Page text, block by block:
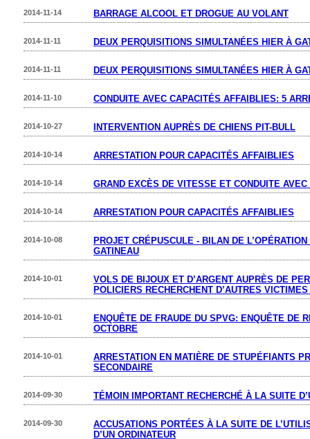
BARRAGE ALCOOL ET DROGUE AU VOLANT
2014-11-14
DEUX PERQUISITIONS SIMULTANÉES HIER À
2014-11-11
DEUX PERQUISITIONS SIMULTANÉES HIER À
2014-11-11
CONDUITE AVEC CAPACITÉS AFFAIBLIES: 5
2014-11-10
INTERVENTION AUPRÈS DE CHIENS PIT-BULL
2014-10-27
ARRESTATION POUR CAPACITÉS AFFAIBLIES
2014-10-14
GRAND EXCÈS DE VITESSE ET CONDUITE
2014-10-14
ARRESTATION POUR CAPACITÉS AFFAIBLIES
2014-10-14
PROJET CRÉPUSCULE - BILAN DE
GATINEAU
2014-10-08
VOLS DE BIJOUX ET D’ARGENT AUPRÈS DE
POLICIERS RECHERCHENT D’AUTRES
2014-10-01
ENQUÊTE DE FRAUDE DU SPVG: ENQUÊTE DE
OCTOBRE
2014-10-01
ARRESTATION EN MATIÈRE DE STUPÉFIANTS
SECONDAIRE
2014-10-01
TÉMOIN IMPORTANT RECHERCHÉ À LA SUITE
2014-09-30
ACCUSATIONS PORTÉES À LA SUITE DE
D’UN ORDINATEUR
2014-09-30